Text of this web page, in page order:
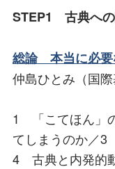
STEP1 古典へ
総論 本当に必要
仲島ひとみ（国際
1 「こてほん」
てしまうのか／
4 古典と内発的